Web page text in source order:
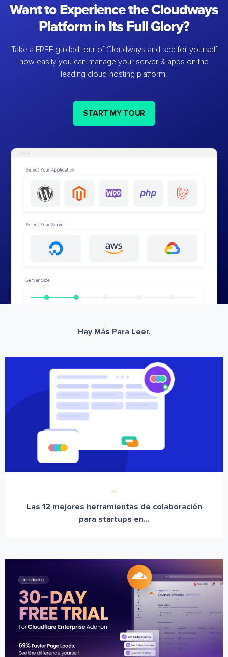
Want to Experience the Cloudways
Platform in Its Full Glory?
Take a FREE guided tour of Cloudways and see for yourself
how easily you can manage your server & apps on the
leading cloud-hosting platform.
START MY TOUR
Hay Más Para Leer.
Las 12 mejores herramientas de colaboración
para startups en...